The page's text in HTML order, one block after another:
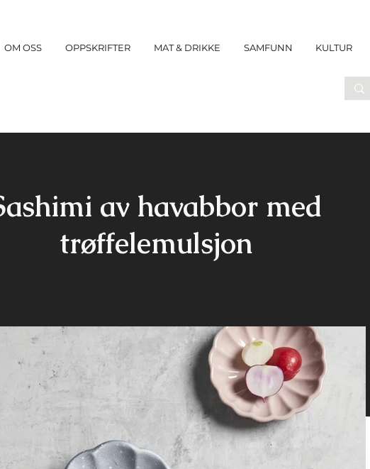
OM OSS OPPSKRIFTER MAT & DRIKKE SAMFUNN KULTUR
av havabbor med
trøffelemulsjon